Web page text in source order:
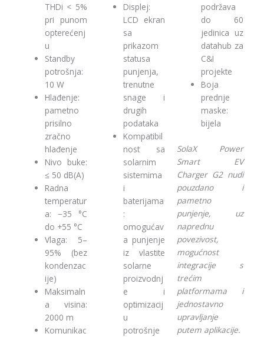
THDi < 5%
pri punom
opterećenj
u
Standby
potrošnja:
10 W
Hlađenje:
pametno
prisilno
zračno
hlađenje
Nivo buke:
≤ 50 dB(A)
Radna
temperatur
a: −35 °C
do +55 °C
Vlaga: 5–
95% (bez
kondenzac
ije)
Maksimaln
a visina:
2000 m
Komunikac
Displej:
LCD ekran
sa
prikazom
statusa
punjenja,
trenutne
snage i
drugih
podataka
Kompatibil
nost sa
solarnim
sistemima
i
baterijama
:
omogućav
a punjenje
iz vlastite
solarne
proizvodnj
e i
optimizacij
u
potrošnje
podržava
do 60
jedinica uz
datahub za
C&I
projekte
Boja
prednje
maske:
bijela
SolaX Power
Smart EV
Charger G2 nudi
pouzdano i
pametno
punjenje, uz
naprednu
povezivost,
mogućnost
integracije s
trećim
platformama i
jednostavno
upravljanje
putem aplikacije.